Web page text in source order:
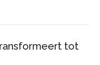
tot